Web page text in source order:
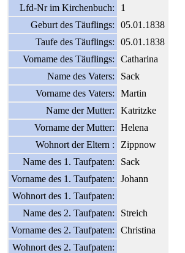
Lfd-Nr im Kirchenbuch:
1
Geburt des Täuflings:
05.01.1838
Taufe des Täuflings:
05.01.1838
Vorname des Täuflings:
Catharina
Name des Vaters:
Sack
Vorname des Vaters:
Martin
Name der Mutter:
Katritzke
Vorname der Mutter:
Helena
Wohnort der Eltern :
Zippnow
Name des 1. Taufpaten:
Sack
Vorname des 1. Taufpaten:
Johann
Wohnort des 1. Taufpaten:
Name des 2. Taufpaten:
Streich
Vorname des 2. Taufpaten:
Christina
Wohnort des 2. Taufpaten: